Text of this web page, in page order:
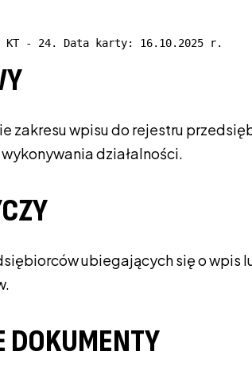
KT - 24. Data karty: 16.10.2025 r.
zakresu wpisu do rejestru
działalności.
ubiegających się o wpis
DOKUMENTY